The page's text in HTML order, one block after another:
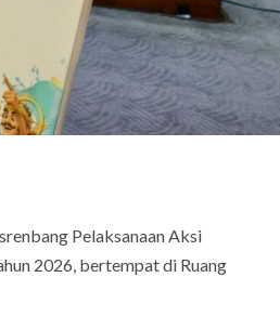
Pelaksanaan Aksi
2026, bertempat di Ruang